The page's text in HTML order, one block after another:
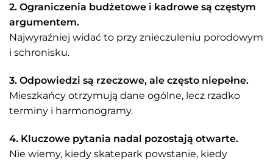
2. Ograniczenia budżetowe i kadrowe są częstym
argumentem.
Najwyraźniej widać to przy znieczuleniu porodowym
i schronisku.
3. Odpowiedzi są rzeczowe, ale często niepełne.
Mieszkańcy otrzymują dane ogólne, lecz rzadko
terminy i harmonogramy.
4. Kluczowe pytania nadal pozostają otwarte.
Nie wiemy, kiedy skatepark powstanie, kiedy